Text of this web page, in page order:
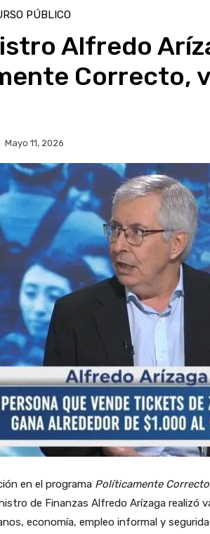
PÚBLICO
Alfredo
Correcto,
Mayo 11, 2026
en el programa Políticamente Correcto
de Finanzas Alfredo Arízaga realizó
economía, empleo informal y